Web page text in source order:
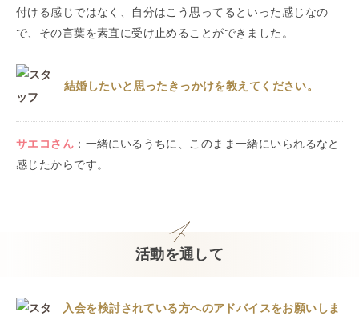
付ける感じではなく、自分はこう思ってるといった感じなの
で、その言葉を素直に受け止めることができました。
結婚したいと思ったきっかけを教えてください。
サエコ さん ： 一緒にいるうちに、このまま一緒にいられるなと
感じたからです。
活動を通して
入会を検討されている方へのアドバイスをお願いしま